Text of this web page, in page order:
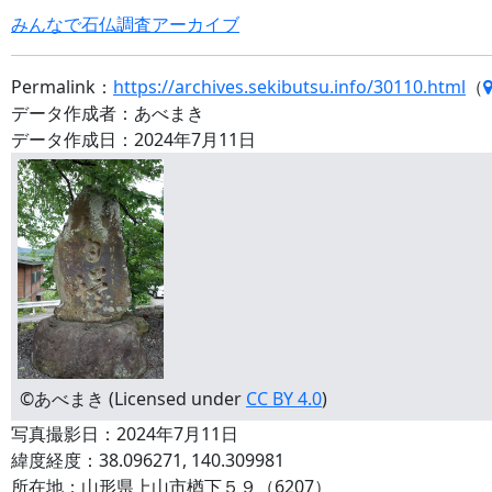
みんなで石仏調査アーカイブ
Permalink： https://archives.sekibutsu.info/30110.html （
データ作成者：あべまき
データ作成日：2024年7月11日
©あべまき (Licensed under CC BY 4.0)
写真撮影日：2024年7月11日
緯度経度：38.096271, 140.309981
所在地：山形県上山市楢下５９（6207）